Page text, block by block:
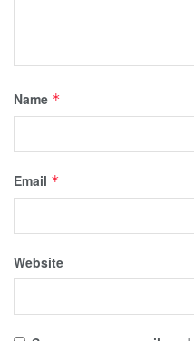
Name *
Email *
Website